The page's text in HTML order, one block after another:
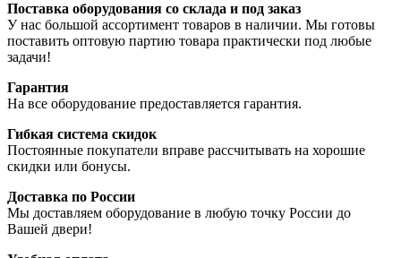
Поставка оборудования со склада и под заказ
У нас большой ассортимент товаров в наличии. Мы готовы
поставить оптовую партию товара практически под любые
задачи!
Гарантия
На все оборудование предоставляется гарантия.
Гибкая система скидок
Постоянные покупатели вправе рассчитывать на хорошие
скидки или бонусы.
Доставка по России
Мы доставляем оборудование в любую точку России до
Вашей двери!